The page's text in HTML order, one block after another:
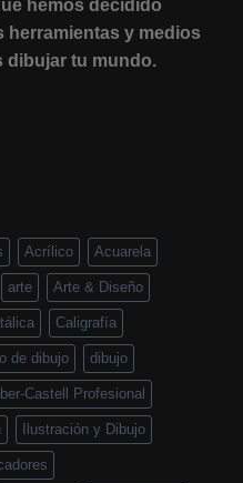
hemos decidido
herramientas y medios
dibujar tu mundo.
Acrílico Acuarela
arte Arte & Diseño
Caligrafía
de dibujo dibujo
Castell Profesional
Ilustración y Dibujo